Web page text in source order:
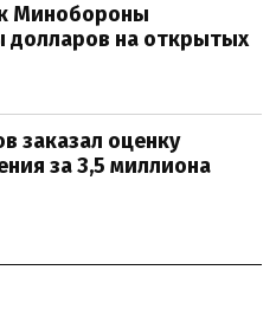
Минобороны
долларов на открытых
заказал оценку
за 3,5 миллиона